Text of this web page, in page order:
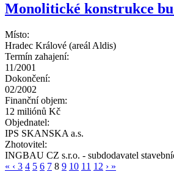
Monolitické konstrukce
Místo:
Hradec Králové (areál Aldis)
Termín zahajení:
11/2001
Dokončení:
02/2002
Finanční objem:
12 miliónů Kč
Objednatel:
IPS SKANSKA a.s.
Zhotovitel:
INGBAU CZ s.r.o. - subdodavatel
« ‹ 3 4 5 6 7 8 9 10 11 12 › »